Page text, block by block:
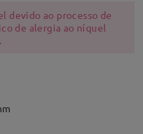
devido ao processo de
de alergia ao níquel